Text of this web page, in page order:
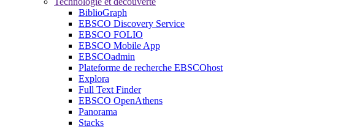
BiblioGraph
EBSCO Discovery Service
EBSCO FOLIO
EBSCO Mobile App
EBSCOadmin
Plateforme de recherche EBSCOhost
Explora
Full Text Finder
EBSCO OpenAthens
Panorama
Stacks